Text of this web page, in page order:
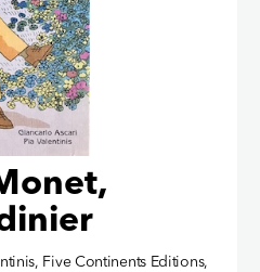
Five Continents Editions,